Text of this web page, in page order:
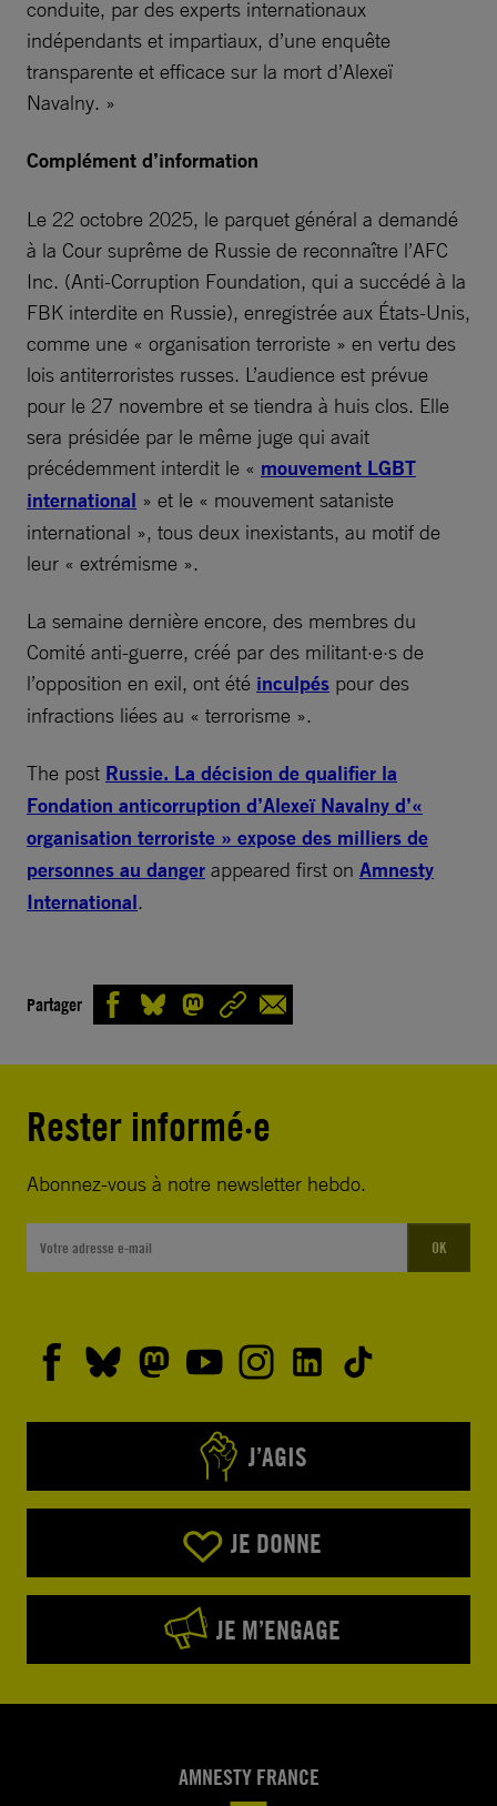
conduite, par des experts internationaux
indépendants et impartiaux, d’une enquête
transparente et efficace sur la mort d’Alexeï
Navalny. »
Complément d’information
Le 22 octobre 2025, le parquet général a demandé
à la Cour suprême de Russie de reconnaître l’AFC
Inc. (Anti-Corruption Foundation, qui a succédé à la
FBK interdite en Russie), enregistrée aux États-Unis,
comme une « organisation terroriste » en vertu des
lois antiterroristes russes. L’audience est prévue
pour le 27 novembre et se tiendra à huis clos. Elle
sera présidée par le même juge qui avait
précédemment interdit le « mouvement LGBT
international » et le « mouvement sataniste
international », tous deux inexistants, au motif de
leur « extrémisme ».
La semaine dernière encore, des membres du
Comité anti-guerre, créé par des militant·e·s de
l’opposition en exil, ont été inculpés pour des
infractions liées au « terrorisme ».
The post Russie. La décision de qualifier la
Fondation anticorruption d’Alexeï Navalny d’«
organisation terroriste » expose des milliers de
personnes au danger appeared first on Amnesty
International.
Partager
Rester informé·e
Abonnez-vous à notre newsletter hebdo.
OK
J’AGIS
JE DONNE
JE M’ENGAGE
AMNESTY FRANCE